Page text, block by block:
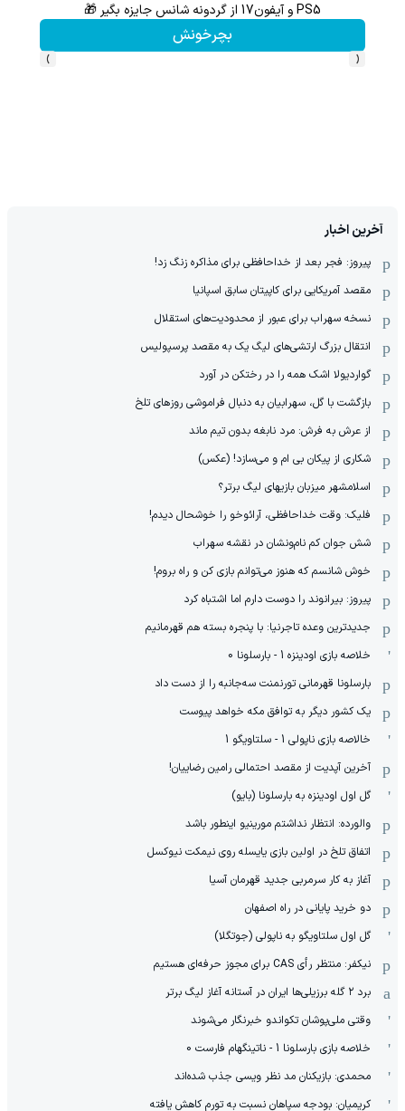
PS5 و آیفون17 از گردونه شانس جایزه بگیر 🎁
بچرخونش
‹
›
آخرین اخبار
پیروز: فجر بعد از خداحافظی برای مذاکره زنگ زد!
مقصد آمریکایی برای کاپیتان سابق اسپانیا
نسخه سهراب برای عبور از محدودیت‌های استقلال
انتقال بزرگ ارتشی‌های لیگ یک به مقصد پرسپولیس
گواردیولا اشک همه را در رختکن در آورد
بازگشت با گل، سهرابیان به دنبال فراموشی روزهای تلخ
از عرش به فرش: مرد نابغه‌ بدون تیم ماند
شکاری از پیکان بی ام و می‌سازد! (عکس)
اسلامشهر میزبان بازیهای لیگ برتر؟
فلیک: وقت خداحافظی، آرائوخو را خوشحال دیدم!
شش جوان کم نام‌و‌نشان در نقشه سهراب
خوش شانسم که هنوز می‌توانم بازی کن و راه بروم!
پیروز: بیرانوند را دوست دارم اما اشتباه کرد
جدیدترین وعده تاجرنیا: با پنجره بسته هم قهرمانیم
خلاصه بازی اودینزه 1 - بارسلونا 0
بارسلونا قهرمانی تورنمنت سه‌جانبه را از دست داد
یک کشور دیگر به توافق مکه خواهد پیوست
خالاصه بازی ناپولی 1 - سلتاویگو 1
آخرین آپدیت از مقصد احتمالی رامین رضاییان!
گل اول اودینزه به بارسلونا (بایو)
والورده: انتظار نداشتم مورینیو اینطور باشد
اتفاق تلخ در اولین بازی یایسله روی نیمکت نیوکسل
آغاز به کار سرمربی جدید قهرمان آسیا
دو خرید پایانی در راه اصفهان
گل اول سلتاویگو به ناپولی (جوتگلا)
نیکفر: منتظر رأی CAS برای مجوز حرفه‌ای هستیم
برد ۲ گله برزیلی‌ها ایران در آستانه آغاز لیگ برتر
وقتی ملی‌پوشان تکواندو خبرنگار می‌شوند
خلاصه بازی بارسلونا 1 - ناتینگهام فارست 0
محمدی: بازیکنان مد نظر ویسی جذب شده‌اند
کریمیان: بودجه سپاهان نسبت به تورم کاهش یافته